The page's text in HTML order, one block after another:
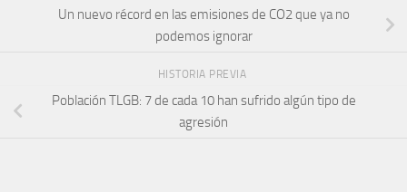
Un nuevo récord en las emisiones de CO2 que ya no
podemos ignorar
HISTORIA PREVIA
Población TLGB: 7 de cada 10 han sufrido algún tipo de
agresión